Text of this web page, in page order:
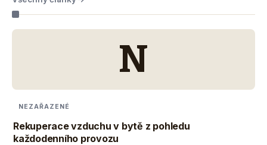
N
NEZAŘAZENÉ
Rekuperace vzduchu v bytě z pohledu
každodenního provozu